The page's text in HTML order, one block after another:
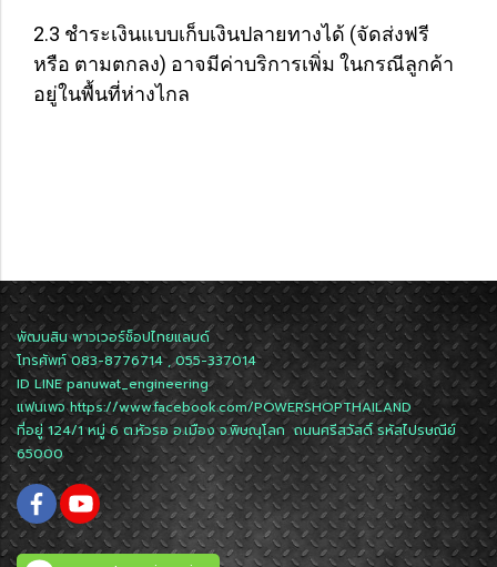
2.3 ชำระเงินแบบเก็บเงินปลายทางได้ (จัดส่งฟรี
หรือ ตามตกลง) อาจมีค่าบริการเพิ่ม ในกรณีลูกค้า
อยู่ในพื้นที่ห่างไกล
พัฒนสิน พาวเวอร์ช็อปไทยแลนด์
โทรศัพท์ 083-8776714 , 055-337014
ID LINEpanuwat_engineering
แฟนเพจhttps://www.facebook.com/POWERSHOPTHAILAND
ที่อยู่ 124/1 หมู่ 6 ต.หัวรอ อ.เมือง จ.พิษณุโลก ถนนศรีสวัสดิ์ รหัสไปรษณีย์
65000